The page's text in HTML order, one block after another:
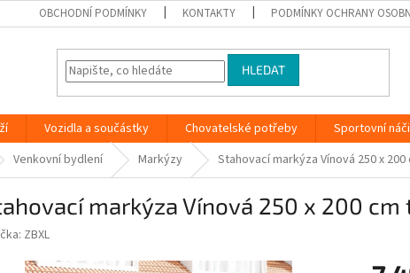
OBCHODNÍ PODMÍNKY KONTAKTY PODMÍNKY OCHRANY
HLEDAT
Vozidla a součástky Chovatelské potřeby Sportovní
Venkovní bydlení Markýzy Stahovací markýza Vínová 250 x
markýza Vínová 250 x 200
ZBXL